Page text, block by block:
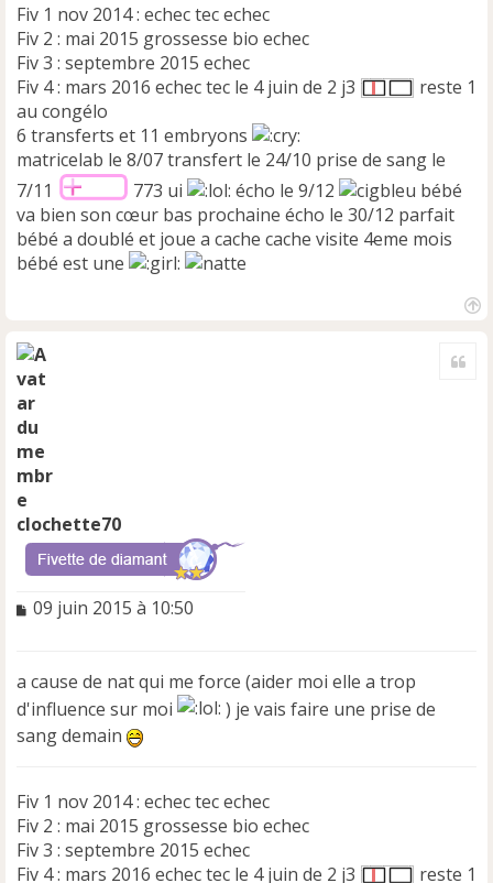
Fiv 1 nov 2014 : echec tec echec
Fiv 2 : mai 2015 grossesse bio echec
Fiv 3 : septembre 2015 echec
Fiv 4 : mars 2016 echec tec le 4 juin de 2 j3
reste 1
au congélo
6 transferts et 11 embryons
matricelab le 8/07 transfert le 24/10 prise de sang le
7/11
773 ui écho le 9/12
bébé
va bien son cœur bas prochaine écho le 30/12 parfait
bébé a doublé et joue a cache cache visite 4eme mois
bébé est une
clochette70
M
a
g
e
n
l
u
09 juin 2015 à 10:50
a cause de nat qui me force (aider moi elle a trop
d'influence sur moi
) je vais faire une prise de
sang demain
Fiv 1 nov 2014 : echec tec echec
Fiv 2 : mai 2015 grossesse bio echec
Fiv 3 : septembre 2015 echec
Fiv 4 : mars 2016 echec tec le 4 juin de 2 j3
reste 1